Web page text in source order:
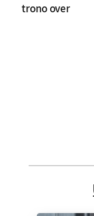
trono over
Sito